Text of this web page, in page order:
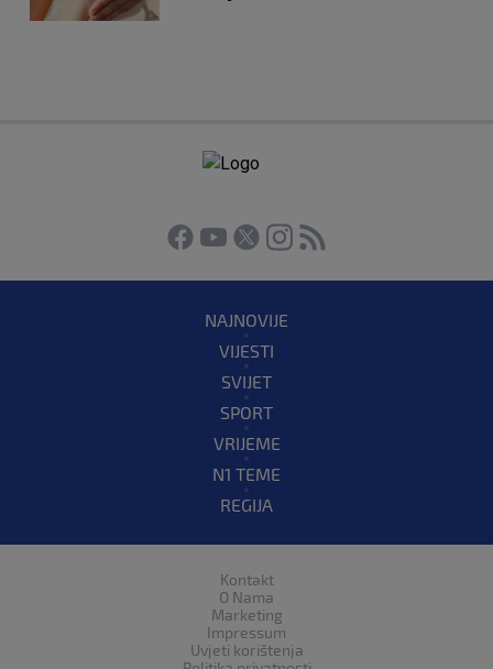
NAJNOVIJE
VIJESTI
SVIJET
SPORT
VRIJEME
N1 TEME
REGIJA
Kontakt
O Nama
Marketing
Impressum
Uvjeti korištenja